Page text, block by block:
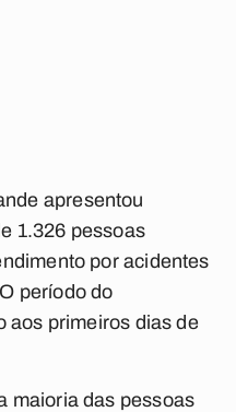
apresentou
1.326 pessoas
por acidentes
período do
aos primeiros dias de
maioria das pessoas